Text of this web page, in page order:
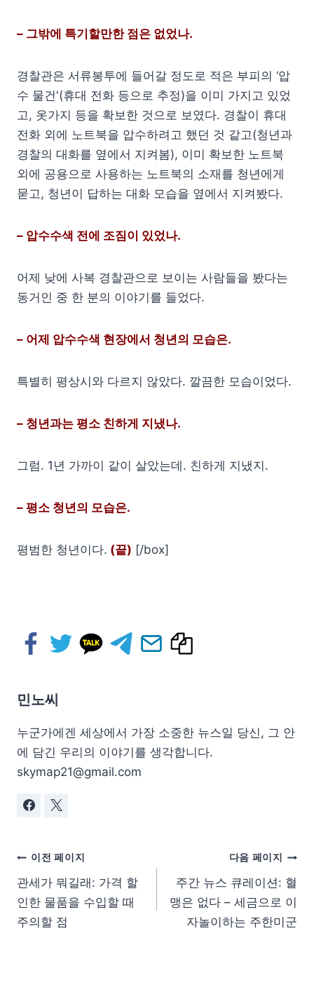
– 그밖에 특기할만한 점은 없었나.
경찰관은 서류봉투에 들어갈 정도로 적은 부피의 ‘압
수 물건'(휴대 전화 등으로 추정)을 이미 가지고 있었
고, 옷가지 등을 확보한 것으로 보였다. 경찰이 휴대
전화 외에 노트북을 압수하려고 했던 것 같고(청년과
경찰의 대화를 옆에서 지켜봄), 이미 확보한 노트북
외에 공용으로 사용하는 노트북의 소재를 청년에게
묻고, 청년이 답하는 대화 모습을 옆에서 지켜봤다.
– 압수수색 전에 조짐이 있었나.
어제 낮에 사복 경찰관으로 보이는 사람들을 봤다는
동거인 중 한 분의 이야기를 들었다.
– 어제 압수수색 현장에서 청년의 모습은.
특별히 평상시와 다르지 않았다. 깔끔한 모습이었다.
– 청년과는 평소 친하게 지냈나.
그럼. 1년 가까이 같이 살았는데. 친하게 지냈지.
– 평소 청년의 모습은.
평범한 청년이다. (끝) [/box]
민노씨
누군가에겐 세상에서 가장 소중한 뉴스일 당신, 그 안
에 담긴 우리의 이야기를 생각합니다.
skymap21@gmail.com
이전 페이지
관세가 뭐길래: 가격 할
인한 물품을 수입할 때
주의할 점
다음 페이지
주간 뉴스 큐레이션: 혈
맹은 없다 – 세금으로 이
자놀이하는 주한미군